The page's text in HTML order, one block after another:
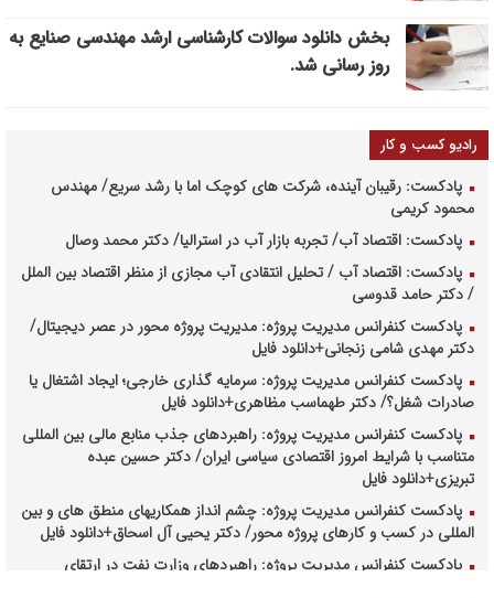
بخش دانلود سوالات کارشناسی ارشد مهندسی صنایع به
روز رسانی شد.
رادیو کسب و کار
پادکست: رقیبان آینده، شرکت های کوچک اما با رشد سریع/ مهندس
محمود کریمی
پادکست: اقتصاد آب/ تجربه بازار آب در استرالیا/ دکتر محمد وصال
پادکست: اقتصاد آب / تحلیل انتقادی آب مجازی از منظر اقتصاد بین الملل
/ دکتر حامد قدوسی
پادکست کنفرانس مدیریت پروژه: مدیریت پروژه محور در عصر دیجیتال/
دکتر مهدی شامی زنجانی+دانلود فایل
پادکست کنفرانس مدیریت پروژه: سرمایه گذاری خارجی؛ ایجاد اشتغال یا
صادرات شغل؟/ دکتر طهماسب مظاهری+دانلود فایل
پادکست کنفرانس مدیریت پروژه: راهبردهای جذب منابع مالی بین المللی
متناسب با شرایط امروز اقتصادی سیاسی ایران/ دکتر حسین عبده
تبریزی+دانلود فایل
پادکست کنفرانس مدیریت پروژه: چشم انداز همکاریهای منطق های و بین
المللی در کسب و کارهای پروژه محور/ دکتر یحیی آل اسحاق+دانلود فایل
پادکست کنفرانس مدیریت پروژه: راهبردهای وزارت نفت در ارتقای